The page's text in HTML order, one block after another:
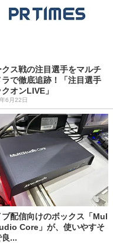
クス戦の注目選手をマルチ
ラで徹底追跡！「注目選手
クオンLIVE」
6月22日
ブ配信向けのボックス「Mul
Core」が、使いやすそ
良...